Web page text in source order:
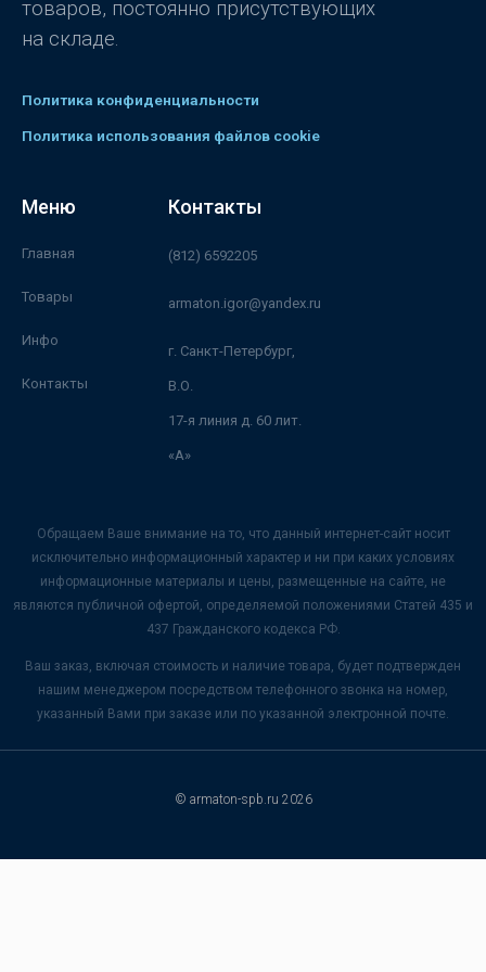
товаров, постоянно присутствующих
на складе.
Политика конфиденциальности
Политика использования файлов cookie
Меню
Главная
Товары
Инфо
Контакты
Контакты
(812) 6592205
armaton.igor@yandex.ru
г. Санкт-Петербург,
В.О.
17-я линия д. 60 лит.
«А»
Обращаем Ваше внимание на то, что данный интернет-сайт носит
исключительно информационный характер и ни при каких условиях
информационные материалы и цены, размещенные на сайте, не
являются публичной офертой, определяемой положениями Статей 435 и
437 Гражданского кодекса РФ.
Ваш заказ, включая стоимость и наличие товара, будет подтвержден
нашим менеджером посредством телефонного звонка на номер,
указанный Вами при заказе или по указанной электронной почте.
© armaton-spb.ru 2026